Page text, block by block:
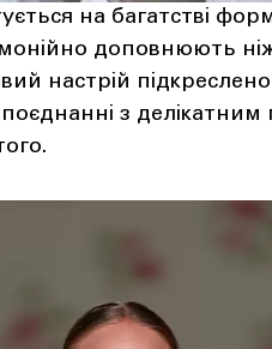
на багатстві
доповнюють
настрій
поєднанні з